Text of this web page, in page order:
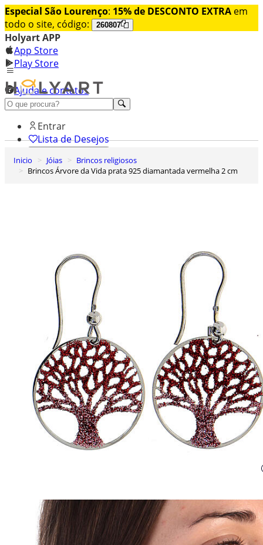
Especial São Lourenço: 15% de DESCONTO EXTRA em
todo o site, código:
260807
Holyart APP
App Store
Play Store
Ajuda e contatos
Conheça premium
Entrar
Lista de Desejos
0
Carrinho de Compras
Inicio Jóias
Brincos religiosos
Brincos Árvore da Vida prata 925 diamantada vermelha 2 cm